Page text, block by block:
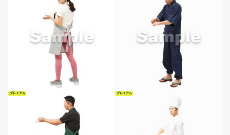
プレミアム プレミアム